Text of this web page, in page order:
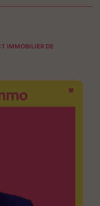
IMMOBILIER DE